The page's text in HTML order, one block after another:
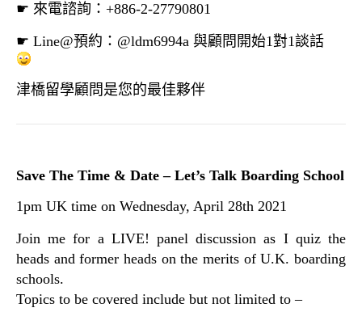
☛ 來電諮詢：+886-2-27790801
☛ Line@預約：@ldm6994a 與顧問開始1對1談話
津橋留學顧問是您的最佳夥伴
Save The Time & Date – Let’s Talk Boarding School
1pm UK time on Wednesday, April 28th 2021
Join me for a LIVE! panel discussion as I quiz the
heads and former heads on the merits of U.K. boarding
schools.
Topics to be covered include but not limited to –